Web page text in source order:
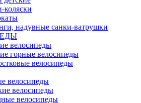
коляски
надувные санки-ватрушки
велосипеды
горные велосипеды
велосипеды
велосипеды
велосипеды
велосипеды